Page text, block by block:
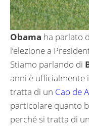
Obama ha parlato
l’elezione a
Stiamo parlando di
anni è ufficialmente
tratta di un Cao de
particolare quanto
perché si tratta di